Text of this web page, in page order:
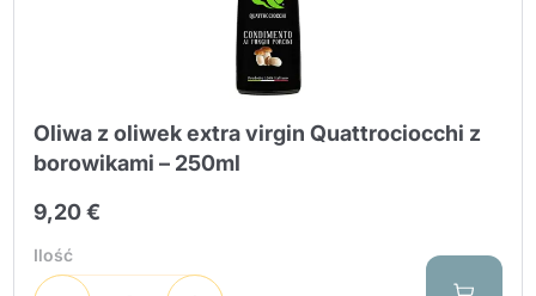
Oliwa z oliwek extra virgin Quattrociocchi z
borowikami – 250ml
9,20 €
Ilość